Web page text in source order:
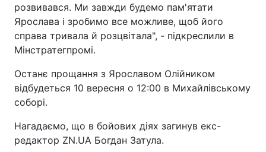
розвивався. Ми завжди будемо пам'ятати
Ярослава і зробимо все можливе, щоб його
справа тривала й розцвітала", - підкреслили в
Мінстратегпромі.
Останє прощання з Ярославом Олійником
відбудеться 10 вересня о 12:00 в Михайлівському
соборі.
Нагадаємо, що в бойових діях загинув екс-
редактор ZN.UA Богдан Затула.